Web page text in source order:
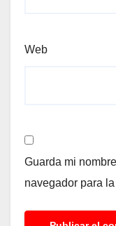
Web
Guarda mi
navegador para